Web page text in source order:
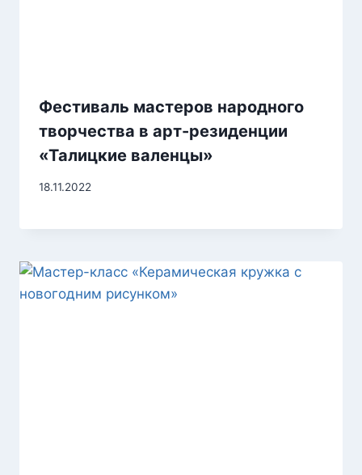
Фестиваль мастеров народного
творчества в арт-резиденции
«Талицкие валенцы»
18.11.2022